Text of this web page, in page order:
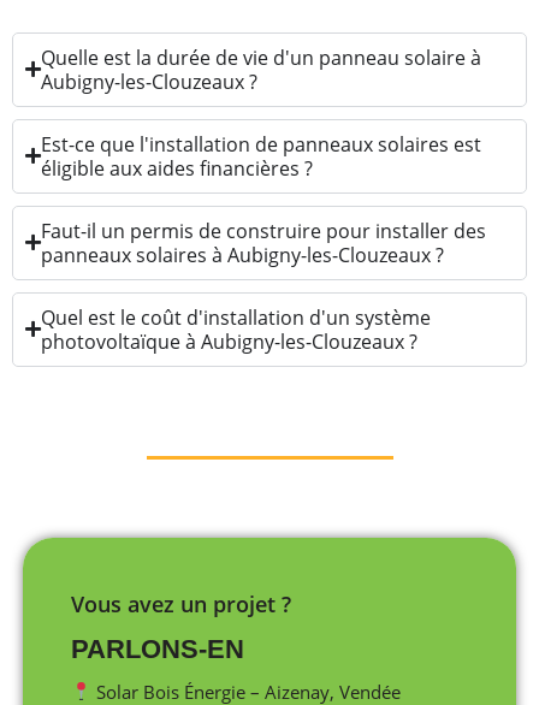
Quelle est la durée de vie d'un panneau solaire à
Aubigny-les-Clouzeaux ?
Est-ce que l'installation de panneaux solaires est
éligible aux aides financières ?
Faut-il un permis de construire pour installer des
panneaux solaires à Aubigny-les-Clouzeaux ?
Quel est le coût d'installation d'un système
photovoltaïque à Aubigny-les-Clouzeaux ?
Vous avez un projet ?
PARLONS-EN
Solar Bois Énergie – Aizenay, Vendée